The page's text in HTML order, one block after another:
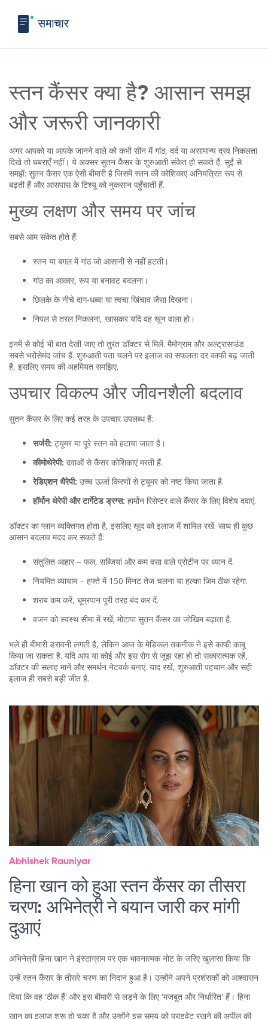
स्तन कैंसर क्या है? आसान समझ
और जरूरी जानकारी
अगर आपको या आपके जानने वाले को कभी सीन में गांठ, दर्द या असामान्य द्रव निकलता
दिखे तो घबराएँ नहीं। ये अक्सर सुतन कैंसर के शुरुआती संकेत हो सकते हैं. सुईं से
समझें: सुतन कैंसर एक ऐसी बीमारी है जिसमें स्तन की कोशिकाएं अनियंत्रित रूप से
बढ़ती हैं और आसपास के टिश्यू को नुकसान पहुँचाती हैं.
मुख्य लक्षण और समय पर जांच
सबसे आम संकेत होते हैं:
स्तन या बगल में गांठ जो आसानी से नहीं हटती।
गांठ का आकार, रूप या बनावट बदलना।
छिलके के नीचे दाग‑धब्बा या त्वचा खिंचाव जैसा दिखना।
निपल से तरल निकलना, खासकर यदि वह खून वाला हो।
इनमें से कोई भी बात देखी जाए तो तुरंत डॉक्टर से मिलें. मैमोग्राम और अल्ट्रासाउंड
सबसे भरोसेमंद जांच हैं. शुरुआती पता चलने पर इलाज का सफलता दर काफी बढ़ जाती
है, इसलिए समय की अहमियत समझिए.
उपचार विकल्प और जीवनशैली बदलाव
सुतन कैंसर के लिए कई तरह के उपचार उपलब्ध हैं:
सर्जरी: ट्यूमर या पूरे स्तन को हटाया जाता है।
कीमोथेरेपी: दवाओं से कैंसर कोशिकाएं मरती हैं.
रेडिएशन थैरेपी: उच्च ऊर्जा किरणों से ट्यूमर को नष्ट किया जाता है.
हॉर्मोन थेरेपी और टार्गेटेड ड्रग्स: हार्मोन रिसेप्टर वाले कैंसर के लिए विशेष दवाएं.
डॉक्टर का प्लान व्यक्तिगत होता है, इसलिए खुद को इलाज में शामिल रखें. साथ ही कुछ
आसान बदलाव मदद कर सकते हैं:
संतुलित आहार – फल, सब्जियां और कम वसा वाले प्रोटीन पर ध्यान दें.
नियमित व्यायाम – हफ्ते में 150 मिनट तेज चलना या हल्का जिम ठीक रहेगा.
शराब कम करें, धूम्रपान पूरी तरह बंद कर दें.
वजन को स्वस्थ सीमा में रखें; मोटापा सुतन कैंसर का जोखिम बढ़ाता है.
भले ही बीमारी डरावनी लगती है, लेकिन आज के मेडिकल तकनीक ने इसे काफी काबू
किया जा सकता है. यदि आप या कोई और इस रोग से जूझ रहा हो तो सकारात्मक रहें,
डॉक्टर की सलाह मानें और समर्थन नेटवर्क बनाएं. याद रखें, शुरुआती पहचान और सही
इलाज ही सबसे बड़ी जीत है.
Abhishek Rauniyar
हिना खान को हुआ स्तन कैंसर का तीसरा
चरण: अभिनेत्री ने बयान जारी कर मांगी
दुआएं
अभिनेत्री हिना खान ने इंस्टाग्राम पर एक भावनात्मक नोट के जरिए खुलासा किया कि
उन्हें स्तन कैंसर के तीसरे चरण का निदान हुआ है। उन्होंने अपने प्रशंसकों को आश्वासन
दिया कि वह 'ठीक हैं' और इस बीमारी से लड़ने के लिए 'मजबूत और निर्धारित' हैं। हिना
खान का इलाज शुरू हो चुका है और उन्होंने इस समय को प्राइवेट रखने की अपील की